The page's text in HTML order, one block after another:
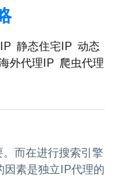
静态住宅IP 动态
外代理IP 爬虫代理
而在进行搜索引擎
因素是独立IP代理的